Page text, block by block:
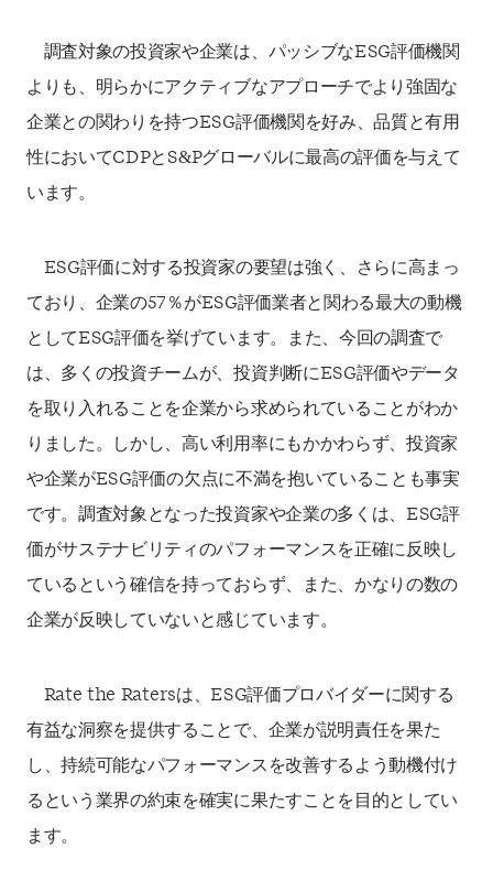
調査対象の投資家や企業は、パッシブなESG評価機関
よりも、明らかにアクティブなアプローチでより強固な
企業との関わりを持つESG評価機関を好み、品質と有用
性においてCDPと S&Pグローバルに最高の評価を与えて
います。
ESG評価に対する投資家の要望は強く、さらに高まっ
ており、企業の57％がESG評価業者と 関わる最大の動機
としてESG評価を挙げています。また、今回の調査で
は、多くの投資チームが、投資判断にESG評価やデータ
を取り入れることを企業から求められていることがわか
りました。しかし、高い利用率にもかかわらず、投資家
や企業がESG評価の欠点に不満を抱いていることも事実
です。調査対象となった投資家や企業の多くは、 ESG評
価がサステナビリティのパフォーマンスを正確に反映し
ているという確信を持っておらず、また、かなりの数の
企業が反映していないと感じています。
Rate the Ratersは、 ESG評価プロバイダーに関する
有益な洞察を提供することで、企業が説明責任を果た
し、持続可能なパフォーマンスを改善するよう動機付け
るという業界の約束を確実に果たすことを目的としてい
ます。